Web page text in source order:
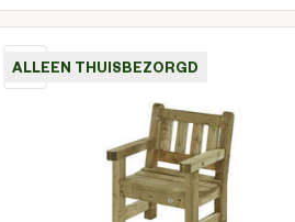
Huidige prijs €
ALLEEN THUISBEZORGD